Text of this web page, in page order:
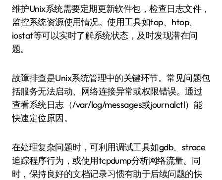
维护Unix系统需要定期更新软件包，检查日志文件，
监控系统资源使用情况。使用工具如top、htop、
iostat等可以实时了解系统状态，及时发现潜在问
题。
故障排查是Unix系统管理中的关键环节。常见问题包
括服务无法启动、网络连接异常或权限错误。通过
查看系统日志（/var/log/messages或journalctl）能
快速定位原因。
在处理复杂问题时，可利用调试工具如gdb、strace
追踪程序行为，或使用tcpdump分析网络流量。同
时，保持良好的文档记录习惯有助于后续问题的快